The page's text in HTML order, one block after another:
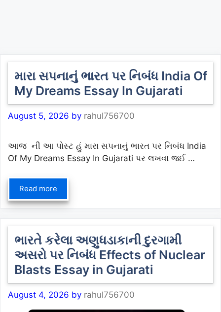
મારા સપનાનું ભારત પર નિબંધ India Of
My Dreams Essay In Gujarati
August 5, 2026 by rahul756700
આજ ની આ પોસ્ટ હું મારા સપનાનું ભારત પર નિબંધ India
Of My Dreams Essay In Gujarati પર લખવા જઈ …
Read more
ભારતે કરેલા અણુધડાકાની દુરગામી
અસરો પર નિબંધ Effects of Nuclear
Blasts Essay in Gujarati
August 4, 2026 by rahul756700